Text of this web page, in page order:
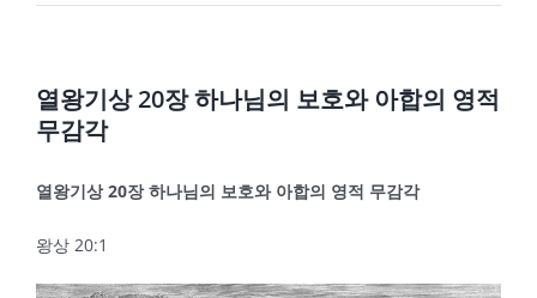
열왕기상 20장 하나님의 보호와 아합의 영적
무감각
열왕기상20장 하나님의 보호와 아합의 영적 무감각
왕상 20:1